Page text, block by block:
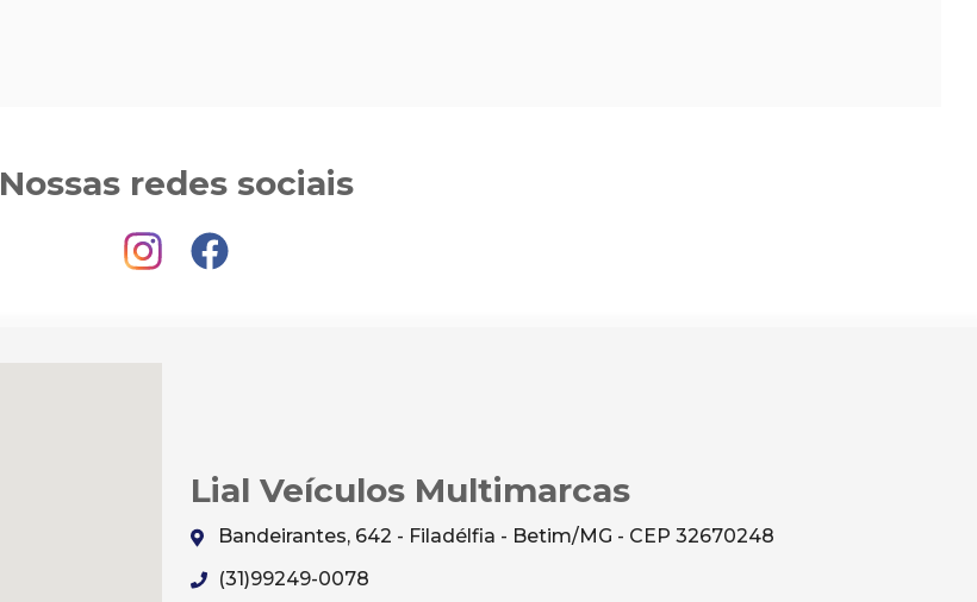
Nossas redes sociais
Lial Veículos Multimarcas
Bandeirantes, 642 - Filadélfia - Betim/MG - CEP 32670248
(31)99249-0078